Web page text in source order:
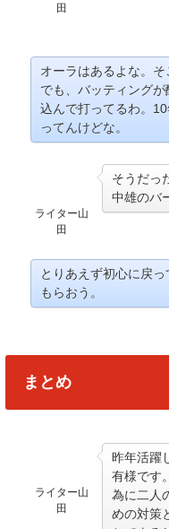
田
オーラはあるよな。そ
でも、バッティング
込んで打ってるわ。
ってんけどな。
ライター山
田
そうだっ
中雄のバ
とりあえず初心に戻
もらおう。
まとめ
ライター山
田
昨年活躍
有様です
為に二人
めの対策